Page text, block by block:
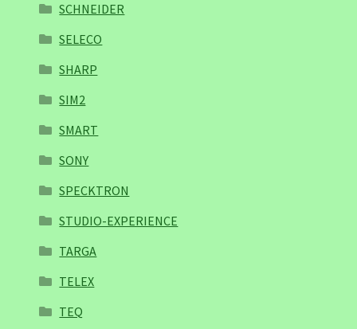
SCHNEIDER
SELECO
SHARP
SIM2
SMART
SONY
SPECKTRON
STUDIO-EXPERIENCE
TARGA
TELEX
TEQ